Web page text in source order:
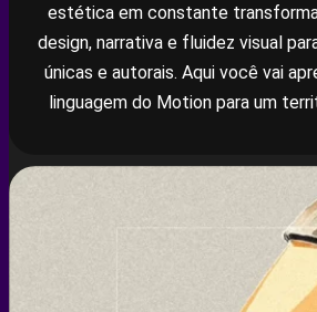
estética em constante
design, narrativa e fluidez visual
únicas e autorais. Aqui você vai
linguagem do Motion para um